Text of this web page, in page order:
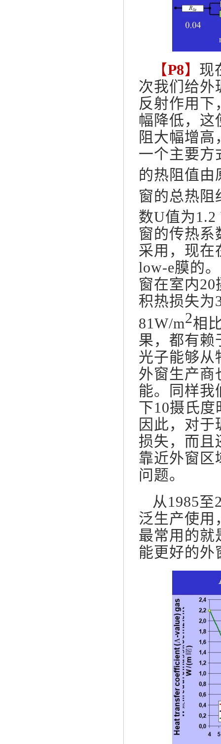
【P8】 现
次我们给外
反射作用下
幅降低，这
阻大幅增高
一个主要方
的热阻值由
窗的总热阻
数U值为1.2
窗的传热系
采用，现在
low-e膜的
窗在室内
积热损失为
81W/m2相
果，都有赖
光子能够从
外窗生产商
能。同样我
下10摄氏
因此，对
损失，而且
靠近外窗区
问题。
从1985
泛生产使用
最常用的就
能更好的外